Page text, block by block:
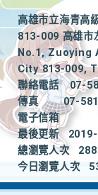
高雄市立海青高
813-009 高雄市
No.1, Zuoying
City 813-009,
聯絡電話
07-
傳真
07-
電子信箱
最後更新
總瀏覽人次
今日瀏覽人次